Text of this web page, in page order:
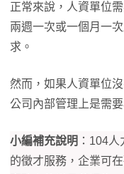
正常來說，人資單位
兩週一次或一個月一
求。
然而，如果人資單位
公司內部管理上是需
小編補充說明 ：104
的徵才服務，企業可